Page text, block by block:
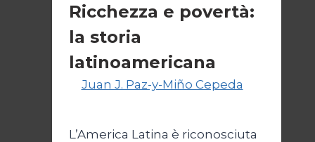
Ricchezza e povertà:
la storia
latinoamericana
Juan J. Paz-y-Miño Cepeda
L’America Latina è riconosciuta